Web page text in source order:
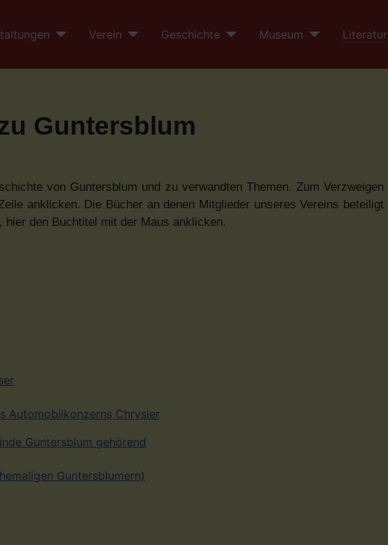
Verein Geschichte Museum Literatur
Guntersblum
von Guntersblum und zu verwandten Themen. Zum Verzweigen
anklicken. Die Bücher an denen Mitglieder unseres Vereins beteiligt
den Buchtitel mit der Maus anklicken.
Automobilkonzerns Chrysler
Guntersblum gehörend
Guntersblumern)